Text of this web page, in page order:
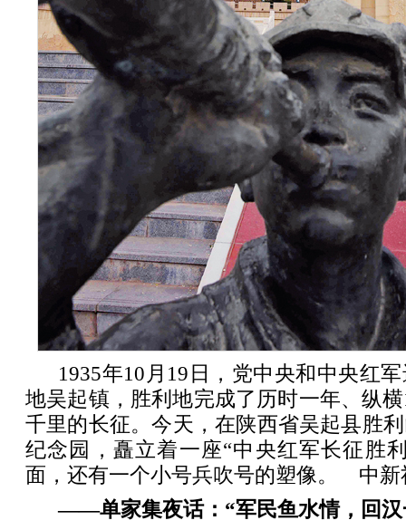
1935年10月19日，党中央和中央红
地吴起镇，胜利地完成了历时一年、纵
千里的长征。今天，在陕西省吴起县胜
纪念园，矗立着一座“中央红军长征胜
面，还有一个小号兵吹号的塑像。 中新
——单家集夜话：“军民鱼水情，回汉